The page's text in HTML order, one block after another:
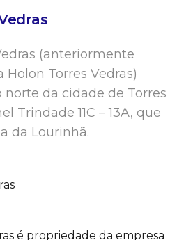
(anteriormente
Torres Vedras)
da cidade de Torres
Trindade 11C – 13A, que
da Lourinhã.
é propriedade da empresa